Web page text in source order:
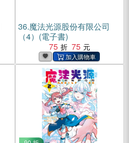
36.魔法光源股份有限公司
（4）(電子書)
75
75